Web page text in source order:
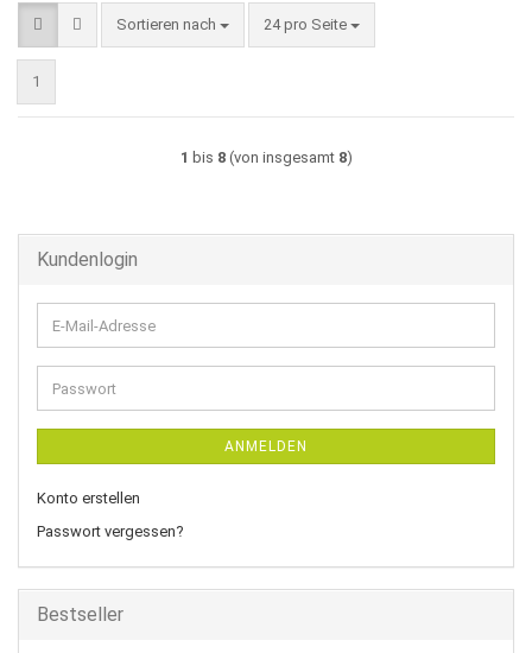
Sortieren nach
Sortieren nach 24 pro Seite
pro Seite
1
1 bis 8(von insgesamt 8)
Kundenlogin
E-
Mail-
Adresse
Passwort
ANMELDEN
Konto erstellen
Passwort vergessen?
Bestseller